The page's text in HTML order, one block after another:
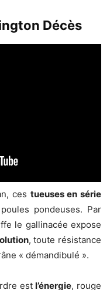
Décès
ces tueuses en série
pondeuses. Par
le gallinacée expose
, toute résistance
« démandibulé ».
estl’énergie, rouge